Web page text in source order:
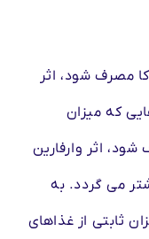
مصرف شود، اثر
که میزان
اثر وارفارین
می گردد. به
ثابتی از غذاهای